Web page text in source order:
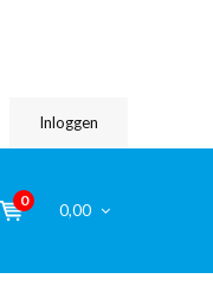
Inloggen
0
0,00